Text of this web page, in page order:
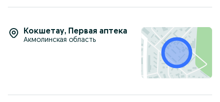
Кокшетау, Первая аптека
Акмолинская область